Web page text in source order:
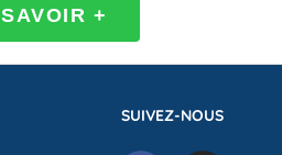
+
SUIVEZ-NOUS